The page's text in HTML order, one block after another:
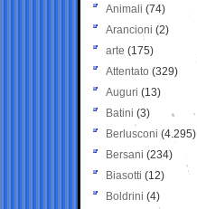
Animali (74)
Arancioni (2)
arte (175)
Attentato (329)
Auguri (13)
Batini (3)
Berlusconi (4.295)
Bersani (234)
Biasotti (12)
Boldrini (4)